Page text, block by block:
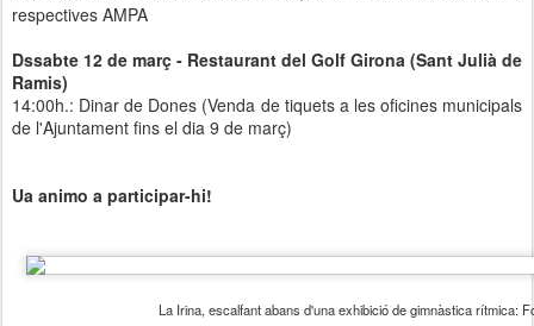
respectives AMPA
Dssabte 12 de març - Restaurant del Golf Girona (Sant Julià de
Ramis)
14:00h.: Dinar de Dones (Venda de tiquets a les oficines municipals
de l'Ajuntament fins el dia 9 de març)
Ua animo a participar-hi!
La Irina, escalfant abans d'una exhibició de gimnàstica rítmica: